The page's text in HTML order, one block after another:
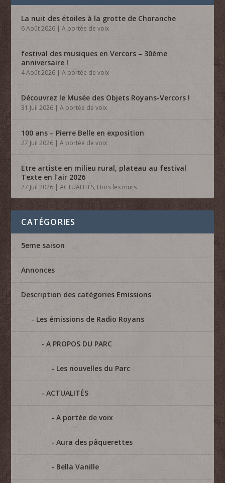
La nuit des étoiles à la grotte de Choranche
6 Août 2026 |A portée de voix
festival des musiques en Vercors – 30ème
anniversaire !
4 Août 2026 |A portée de voix
Découvrez le Musée des Objets Royans-Vercors !
31 Juil 2026 |A portée de voix
100 ans – Pierre Belle en exposition
27 Juil 2026 |A portée de voix
Etre artiste en milieu rural, plateau au festival
Texte en l’air 2026
27 Juil 2026 |ACTUALITÉS, Hors les murs
CATÉGORIES
5eme saison
Annonces
Description des catégories Emissions
Les émissions de Radio Royans
A PROPOS DU PARC
Les nouvelles du Parc
ACTUALITÉS
A portée de voix
Aura des pâquerettes
Bella Vanille